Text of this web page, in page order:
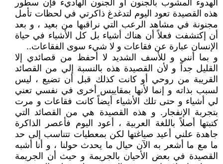
الهدوء المشوب بالجنون أو الجنون الهاديء فإن سطور
هذه القصيدة تعود اليوم لتدغدغ ذاكرتي في لحظات تأمل
مجنونة في مشاهد الرعب التي نراقبها من بعيد ، و بعد
أن إكتشفت فعلاً أن هناك أشياء بل كل الأشياء في حياة
الإنسان عبارة عن فقاعات و لا شيء سوى الفقاعات..
و بما أنني و للأسف الشديد لا أحفظ من قصائدي إلا
القليل جداً و لأن القصيدة هذه بالنسبة إلي من القصائد
القريبة من روحي أو كانت كذلك قبل أن تضيع ، ليس
لسبب بذاته و إنما لأنها بمقاييس أخرى في نفسي تعني
لي أشياء و حتى تلك الأشياء أيضاً كانت فقاعات و مرت
بتجربة الإنفجار. و هذه القصيدة هي من القصائد التي
كتبتها أصلاً باللغة العربية ، أعود اليوم فأعصر الذاكرة
جاهدة علني أعيد صياغتها لكن بمعطيات تتناسب إلى حد
ما مع ما أشعر به الآن حيال ما يحدث حولنا ، و أنا أشبه
القصيدة في بعض الأحيان بالجريمة و حيث أن الجريمة